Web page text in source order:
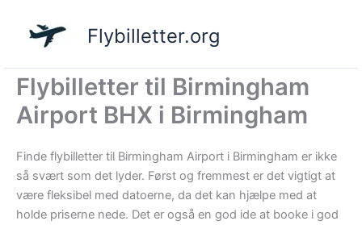
indholdet
Flybilletter.org
Flybilletter til Birmingham
Airport BHX i Birmingham
Finde flybilletter til Birmingham Airport i Birmingham er ikke
så svært som det lyder. Først og fremmest er det vigtigt at
være fleksibel med datoerne, da det kan hjælpe med at
holde priserne nede. Det er også en god ide at booke i god